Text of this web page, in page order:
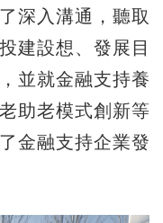
深入溝通，聽取
建設想、發展目
並就金融支持養
助老模式創新等
金融支持企業發